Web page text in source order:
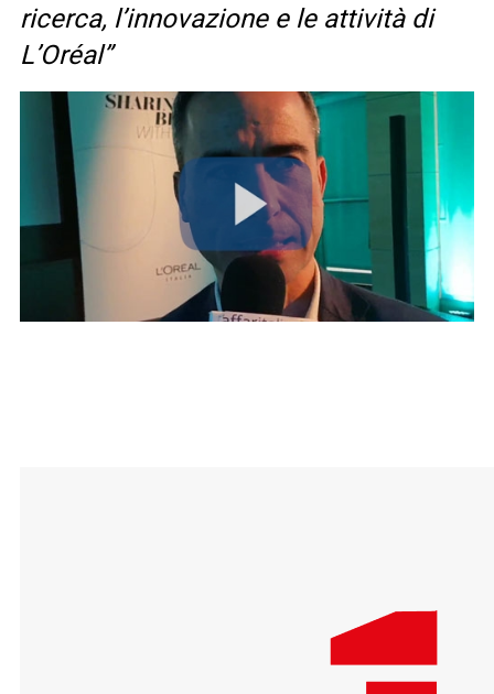
ricerca, l’innovazione e le attività di
L’Oréal”